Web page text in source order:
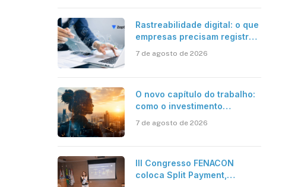
Rastreabilidade digital: o que
empresas precisam registrar
7 de agosto de 2026
O novo capítulo do trabalho:
como o investimento
científica revela a
7 de agosto de 2026
III Congresso FENACON
coloca Split Payment,